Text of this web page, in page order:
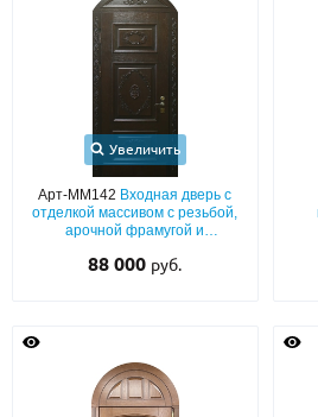
С реечным дизайном
ПО НАЗНАЧЕНИЮ
ПО ОСОБЕННОСТЯМ
ПО КОНСТРУКЦИИ
Популярные двери
Двери со скидкой
ДВЕРИ С ТЕРМОРАЗРЫВОМ
Увеличить
Арт-ММ142 Входная дверь с
отделкой массивом с резьбой,
арочной фрамугой и
88 000 руб.